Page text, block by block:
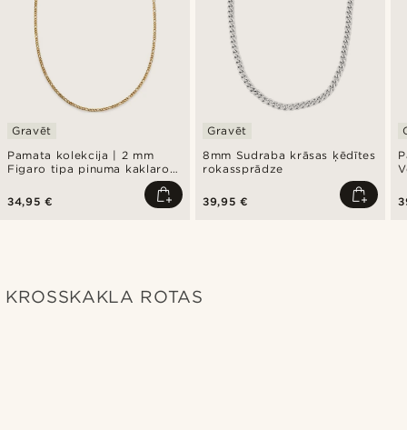
Pamata kolekcija | 2 mm
Figaro tipa pinuma kaklarota
Gravēt
34,95 €
8mm Sudraba krāsas ķēdītes
rokassprādze
Gravēt
39,95 €
KROSSKAKLA ROTAS